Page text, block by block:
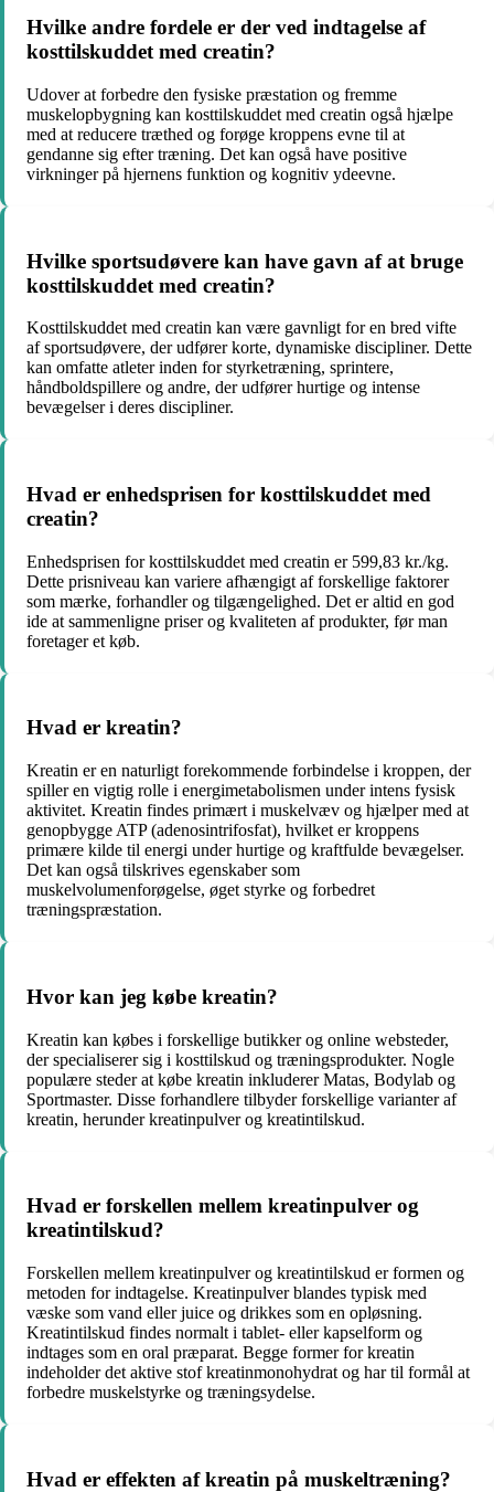
Hvilke andre fordele er der ved indtagelse af
kosttilskuddet med creatin?
Udover at forbedre den fysiske præstation og fremme
muskelopbygning kan kosttilskuddet med creatin også hjælpe
med at reducere træthed og forøge kroppens evne til at
gendanne sig efter træning. Det kan også have positive
virkninger på hjernens funktion og kognitiv ydeevne.
Hvilke sportsudøvere kan have gavn af at bruge
kosttilskuddet med creatin?
Kosttilskuddet med creatin kan være gavnligt for en bred vifte
af sportsudøvere, der udfører korte, dynamiske discipliner. Dette
kan omfatte atleter inden for styrketræning, sprintere,
håndboldspillere og andre, der udfører hurtige og intense
bevægelser i deres discipliner.
Hvad er enhedsprisen for kosttilskuddet med
creatin?
Enhedsprisen for kosttilskuddet med creatin er 599,83 kr./kg.
Dette prisniveau kan variere afhængigt af forskellige faktorer
som mærke, forhandler og tilgængelighed. Det er altid en god
ide at sammenligne priser og kvaliteten af produkter, før man
foretager et køb.
Hvad er kreatin?
Kreatin er en naturligt forekommende forbindelse i kroppen, der
spiller en vigtig rolle i energimetabolismen under intens fysisk
aktivitet. Kreatin findes primært i muskelvæv og hjælper med at
genopbygge ATP (adenosintrifosfat), hvilket er kroppens
primære kilde til energi under hurtige og kraftfulde bevægelser.
Det kan også tilskrives egenskaber som
muskelvolumenforøgelse, øget styrke og forbedret
træningspræstation.
Hvor kan jeg købe kreatin?
Kreatin kan købes i forskellige butikker og online websteder,
der specialiserer sig i kosttilskud og træningsprodukter. Nogle
populære steder at købe kreatin inkluderer Matas, Bodylab og
Sportmaster. Disse forhandlere tilbyder forskellige varianter af
kreatin, herunder kreatinpulver og kreatintilskud.
Hvad er forskellen mellem kreatinpulver og
kreatintilskud?
Forskellen mellem kreatinpulver og kreatintilskud er formen og
metoden for indtagelse. Kreatinpulver blandes typisk med
væske som vand eller juice og drikkes som en opløsning.
Kreatintilskud findes normalt i tablet- eller kapselform og
indtages som en oral præparat. Begge former for kreatin
indeholder det aktive stof kreatinmonohydrat og har til formål at
forbedre muskelstyrke og træningsydelse.
Hvad er effekten af ​​kreatin på muskeltræning?